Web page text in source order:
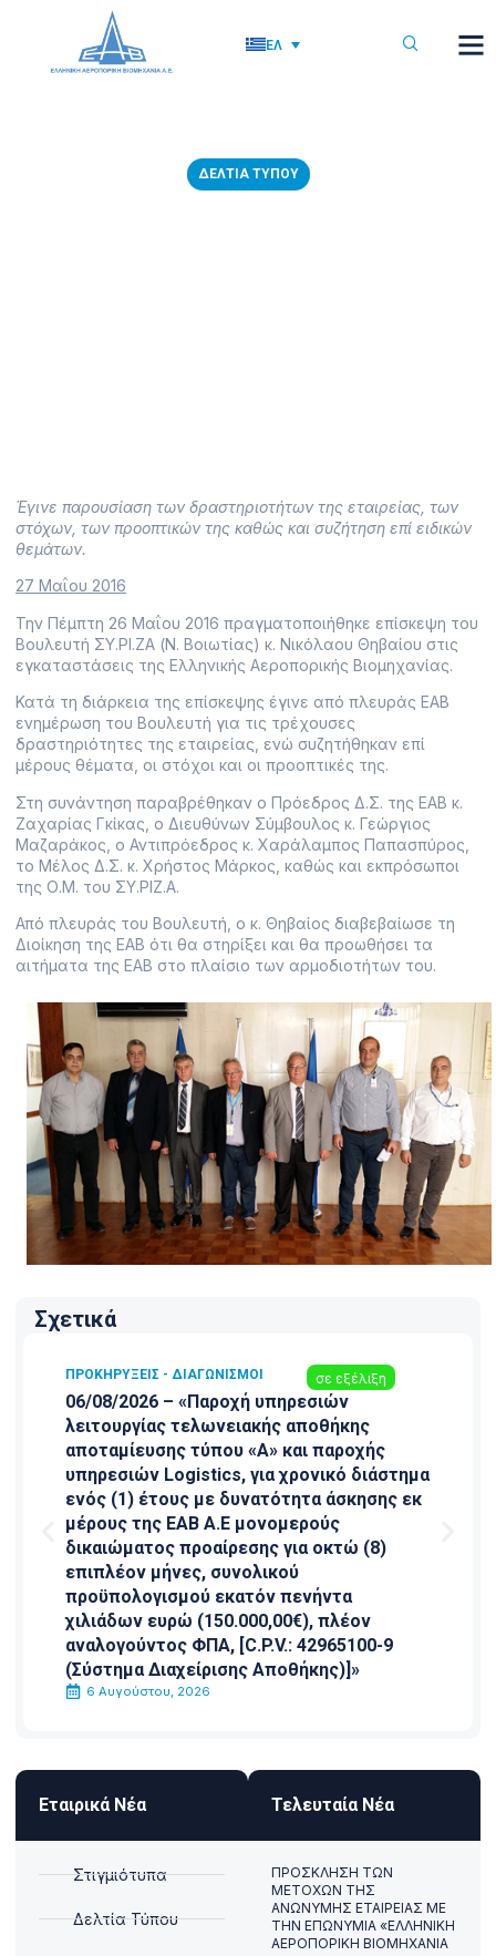
ΕΛ
ΔΕΛΤΊΑ ΤΎΠΟΥ
Έγινε παρουσίαση των δραστηριοτήτων της εταιρείας, των
στόχων, των προοπτικών της καθώς και συζήτηση επί ειδικών
θεμάτων.
27 Μαΐου 2016
Την Πέμπτη 26 Μαΐου 2016 πραγματοποιήθηκε επίσκεψη του
Βουλευτή ΣΥ.ΡΙ.ΖΑ (Ν. Βοιωτίας) κ. Νικόλαου Θηβαίου στις
εγκαταστάσεις της Ελληνικής Αεροπορικής Βιομηχανίας.
Κατά τη διάρκεια της επίσκεψης έγινε από πλευράς ΕΑΒ
ενημέρωση του Βουλευτή για τις τρέχουσες
δραστηριότητες της εταιρείας, ενώ συζητήθηκαν επί
μέρους θέματα, οι στόχοι και οι προοπτικές της.
Στη συνάντηση παραβρέθηκαν ο Πρόεδρος Δ.Σ. της ΕΑΒ κ.
Ζαχαρίας Γκίκας, ο Διευθύνων Σύμβουλος κ. Γεώργιος
Μαζαράκος, ο Αντιπρόεδρος κ. Χαράλαμπος Παπασπύρος,
το Μέλος Δ.Σ. κ. Χρήστος Μάρκος, καθώς και εκπρόσωποι
της Ο.Μ. του ΣΥ.ΡΙΖ.Α.
Από πλευράς του Βουλευτή, ο κ. Θηβαίος διαβεβαίωσε τη
Διοίκηση της ΕΑΒ ότι θα στηρίξει και θα προωθήσει τα
αιτήματα της ΕΑΒ στο πλαίσιο των αρμοδιοτήτων του.
Σχετικά
ΠΡΟΚΗΡΎΞΕΙΣ - ΔΙΑΓΩΝΙΣΜΟΊ σε εξέλιξη
06/08/2026 – «Παροχή υπηρεσιών
λειτουργίας τελωνειακής αποθήκης
αποταμίευσης τύπου «Α» και παροχής
υπηρεσιών Logistics, για χρονικό διάστημα
ενός (1) έτους με δυνατότητα άσκησης εκ
μέρους της ΕΑΒ Α.Ε μονομερούς
δικαιώματος προαίρεσης για οκτώ (8)
επιπλέον μήνες, συνολικού
προϋπολογισμού εκατόν πενήντα
χιλιάδων ευρώ (150.000,00€), πλέον
αναλογούντος ΦΠΑ, [C.P.V.: 42965100-9
(Σύστημα Διαχείρισης Αποθήκης)]»
6 Αυγούστου, 2026
Εταιρικά Νέα
Στιγμιότυπα
Δελτία Τύπου
Τελευταία Νέα
ΠΡΟΣΚΛΗΣΗ ΤΩΝ
ΜΕΤΟΧΩΝ ΤΗΣ
ΑΝΩΝΥΜΗΣ ΕΤΑΙΡΕΙΑΣ ΜΕ
ΤΗΝ ΕΠΩΝΥΜΙΑ «ΕΛΛΗΝΙΚΗ
ΑΕΡΟΠΟΡΙΚΗ ΒΙΟΜΗΧΑΝΙΑ